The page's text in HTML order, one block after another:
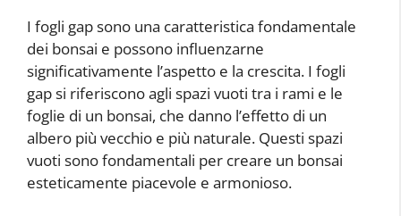
I fogli gap sono una caratteristica fondamentale
dei bonsai e possono influenzarne
significativamente l’aspetto e la crescita. I fogli
gap si riferiscono agli spazi vuoti tra i rami e le
foglie di un bonsai, che danno l’effetto di un
albero più vecchio e più naturale. Questi spazi
vuoti sono fondamentali per creare un bonsai
esteticamente piacevole e armonioso.